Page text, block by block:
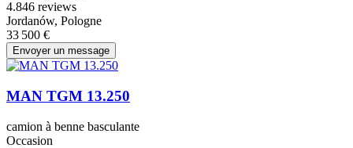
4.846 reviews
Jordanów, Pologne
33 500 €
Envoyer un message
MAN TGM 13.250
camion à benne basculante
Occasion